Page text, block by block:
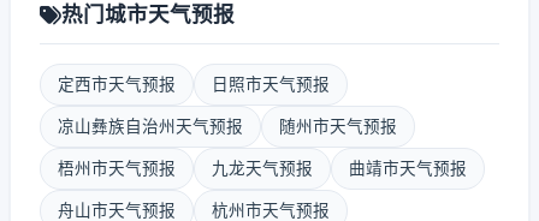
热门城市天气预报
定西市天气预报 日照市天气预报
凉山彝族自治州天气预报 随州市天气预报
梧州市天气预报 九龙天气预报 曲靖市天气预报
舟山市天气预报 杭州市天气预报